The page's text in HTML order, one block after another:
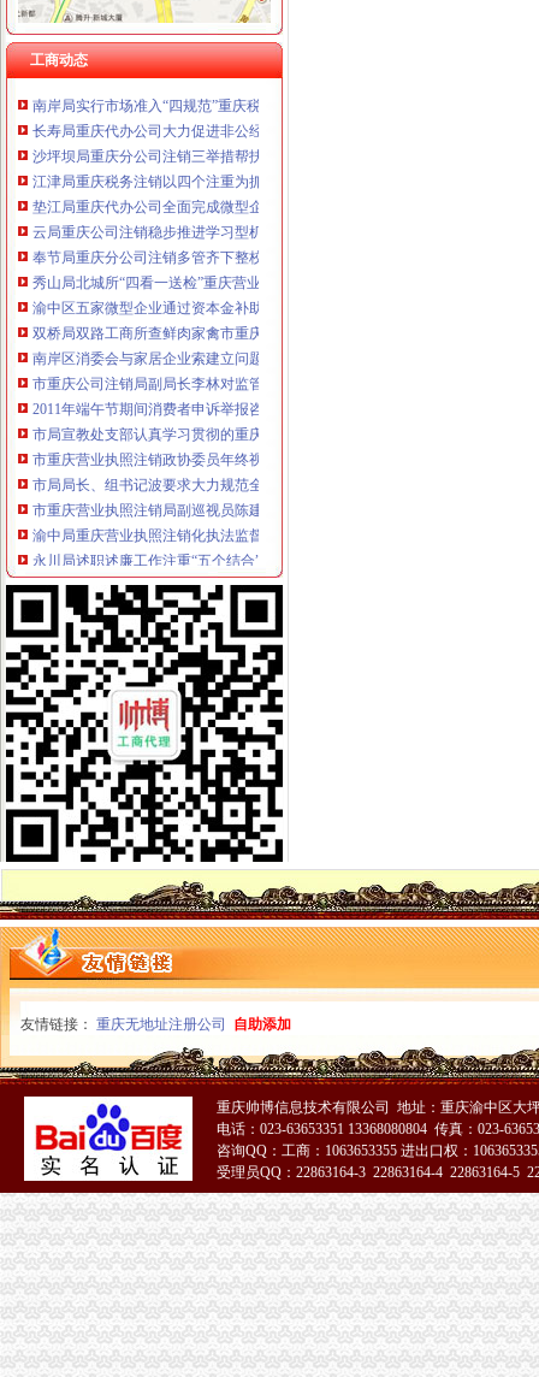
工商动态
永川局重庆公司注销三举措化流通环节乳品和含乳食品质量监管
市重庆代办公司局副巡视员高印平率队到南川局开展考核考察工作
渝北局推行“一单通”重庆代办公司工作取得阶段成效
长寿局重庆代办公司大力促进非公经济组织创先争优
沙坪坝局重庆分公司注销三举措帮扶中小企业融资4.8亿元
江津局重庆税务注销以四个注重为抓手大力发展微型企业
垫江局重庆代办公司全面完成微型企业试点发展任务
云局重庆公司注销稳步推进学习型机关建设成效明显
奉节局重庆分公司注销多管齐下整校园周边环境确保师生消费安全
秀山局北城所“四看一送检”重庆营业执照注销加中秋月饼市场监管
渝中区五家微型企业通过资本金补助评审
双桥局双路工商所查鲜肉家禽市重庆分公司注销场保秩序
南岸区消委会与家居企业索建立问题家居先行赔偿机制
市重庆公司注销局副局长李林对监管巡查体系改革推进工作提出四点要求
2011年端午节期间消费者申诉举报咨询处理况综述
市局宣教处支部认真学习贯彻的重庆营业执照注销十七届五中全会精
市重庆营业执照注销政协委员年终视察团视察微企发展工作
市局局长、组书记波要求大力规范全系统“一讲二评三公示”重庆代办公司再掀
市重庆营业执照注销局副巡视员陈建川到渝中局调研巡查体系改革试点工作
渝中局重庆营业执照注销化执法监督规范执法行为依法行政工作取得阶段成效
永川局述职述廉工作注重“五个结合”重庆代办公司把好五个环节
忠县局立足“三个早”重庆营业执照注销促第二批微企创业培训顺利开班
江北局观农贸所力推动三项试点促进市重庆营业执照注销场建设提档升级
市重庆税务注销局机关举办工青妇委员培训
全市2010年流通环节食品安全和“家电下乡”重庆代办公司监管工作顺利通过总局
经开区局积贯彻落实全市重庆营业执照注销微企工作会议精
万州区建成“万县红桔”重庆税务注销地理标志主题公园
市长奇帆肯定工商部门保护“3M”重庆公司注销商标工作成效
市重庆营业执照注销局副局长陈文渝到合川调研回访微型企业
梁平局重庆营业执照注销创建网上广告监管工作平台提升工作效率
江津局重庆税务注销五项措施造微型企业精品工程
万州局通过“二十四项评分三道公示”重庆公司注销确保微型企业创业申报受理
南岸局采取四项措施促进市重庆分公司注销场主体数量增长
江北局积贯彻落实全市重庆税务注销批微型企业发展工作总结会议精
荣昌县召开餐饮行业承诺大会，自带酒水用餐不再收取“开瓶费”重庆公司注销
永川局重庆代办公司多举措化电子商务监管
全系统“唱读讲”重庆营业执照注销活动竞赛圆满落幕
市重庆分公司注销局副局长陈文渝走访永川定点联系微型企业和微型企业孵化园
垫江局重庆代办公司造微企孵化园推进微型企业快速发展
永川局重庆公司注销创新广告分层分类监管方式成效明显
高新区局重庆营业执照注销赴万州开展农产品产销对接活动
全市重庆分公司注销建立微型企业创业指导站1120个聘请指导员3200名
永川区批微型企业成长趋势良好
垫江县加微企补助资金监管
市重庆公司注销人大常委会副主任胡健康一行到市局调研著名商标立法工作
万州局被评为“2010年全国清理整顿人力资源市场秩序专项行动突出成绩单位”
南川局重庆税务注销助推农户万元增收
市局副局长、组成员陈速出席“台湾周”重庆税务注销开幕和签字仪式
市重庆营业执照注销局联合市教委开展学校食品百日整督查工作
市重庆分公司注销局机关达学习波局长在创先争优领导小组会议讲话精
万州局重庆公司注销保供应畅流通监管护权益全力稳定消费价格总水平
我市重庆公司注销顺利通过国家七部局一次塑料餐盒专项整督查
江北区全面启动第二批微企发展试点工作
友情链接： 重庆无地址注册公司 自助添加
重庆帅博信息技术有限公司 地址：重庆渝中区大
电话：023-63653351 13368080804 传真：023-
咨询QQ：工商：1063653355 进出口权：
受理员QQ：22863164-3 22863164-4 22863164-5